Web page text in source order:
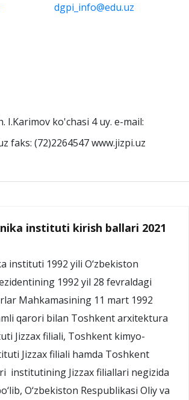
dgpi_info@edu.uz
I.Karimov ko'chasi 4 uy. e-mail:
faks: (72)2264547 www.jizpi.uz
instituti kirish ballari 2021
instituti 1992 yili O‘zbekiston
1992 yil 28 fevraldagi
Mahkamasining 11 mart 1992
qarori bilan Toshkent arxitektura
Jizzax filiali, Toshkent kimyo-
Jizzax filiali hamda Toshkent
institutining Jizzax filiallari negizida
O‘zbekiston Respublikasi Oliy va